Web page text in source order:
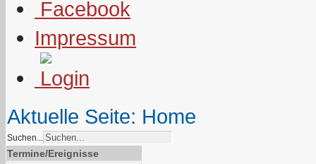
Impressum
Aktuelle Seite: Home
Suchen...
Termine/Ereignisse